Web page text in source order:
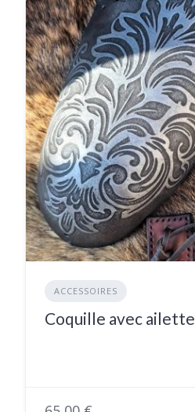
ACCESSOIRES
Coquille avec ailette